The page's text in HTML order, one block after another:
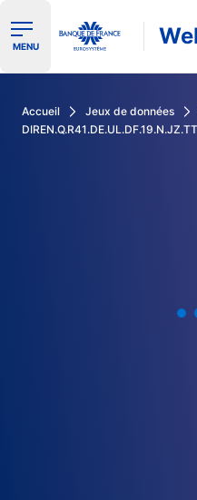
Ouvrir le menu de
MENU
Accueil Jeux de données
DIREN.Q.R41.DE.UL.DF.19.N.JZ.TT